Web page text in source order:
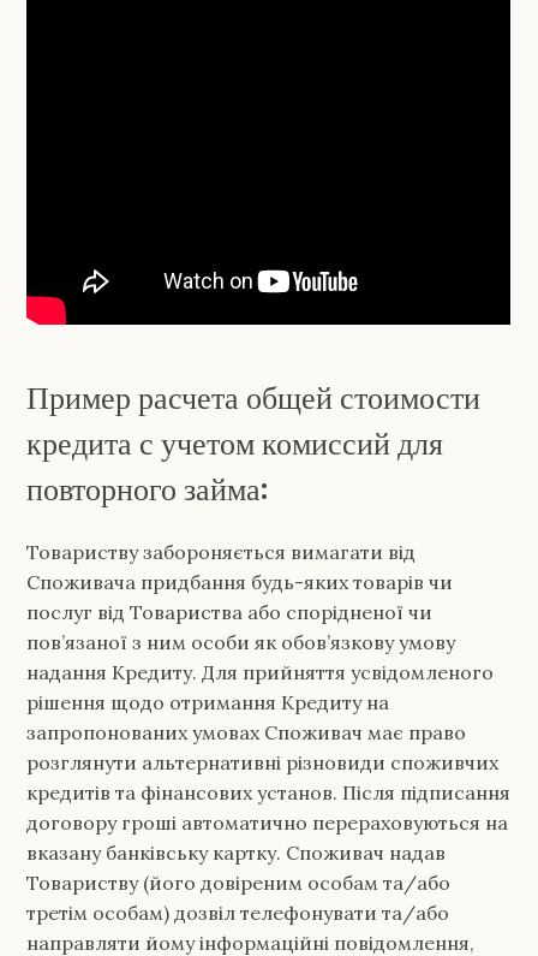
Пример расчета общей стоимости
кредита с учетом комиссий для
повторного займа:
Товариству забороняється вимагати від
Споживача придбання будь-яких товарів чи
послуг від Товариства або спорідненої чи
пов’язаної з ним особи як обов’язкову умову
надання Кредиту. Для прийняття усвідомленого
рішення щодо отримання Кредиту на
запропонованих умовах Споживач має право
розглянути альтернативні різновиди споживчих
кредитів та фінансових установ. Після підписання
договору гроші автоматично перераховуються на
вказану банківську картку. Споживач надав
Товариству (його довіреним особам та/або
третім особам) дозвіл телефонувати та/або
направляти йому інформаційні повідомлення,